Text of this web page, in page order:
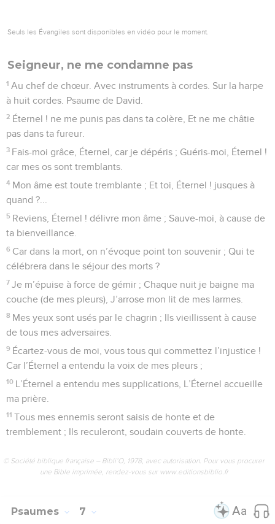
Seuls les Évangiles sont disponibles en vidéo pour le moment.
Seigneur, ne me condamne pas
1 Au chef de chœur. Avec instruments à cordes. Sur la harpe
à huit cordes. Psaume de David.
2 Éternel ! ne me punis pas dans ta colère, Et ne me châtie
pas dans ta fureur.
3 Fais-moi grâce, Éternel, car je dépéris ; Guéris-moi, Éternel !
car mes os sont tremblants.
4 Mon âme est toute tremblante ; Et toi, Éternel ! jusques à
quand ?...
5 Reviens, Éternel ! délivre mon âme ; Sauve-moi, à cause de
ta bienveillance.
6 Car dans la mort, on n’évoque point ton souvenir ; Qui te
célébrera dans le séjour des morts ?
7 Je m’épuise à force de gémir ; Chaque nuit je baigne ma
couche (de mes pleurs), J’arrose mon lit de mes larmes.
8 Mes yeux sont usés par le chagrin ; Ils vieillissent à cause
de tous mes adversaires.
9 Écartez-vous de moi, vous tous qui commettez l’injustice !
Car l’Éternel a entendu la voix de mes pleurs ;
10 L’Éternel a entendu mes supplications, L’Éternel accueille
ma prière.
11 Tous mes ennemis seront saisis de honte et de
tremblement ; Ils reculeront, soudain couverts de honte.
© Société biblique française – Bibli’O, 1978, avec autorisation. Pour vous procurer
une Bible imprimée, rendez-vous sur www.editionsbiblio.fr
Psaumes 7